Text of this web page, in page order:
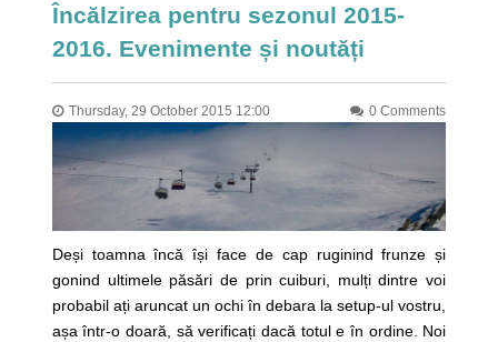
Încălzirea pentru sezonul 2015-
2016. Evenimente și noutăți
Thursday, 29 October 2015 12:00 0 Comments
Deși toamna încă își face de cap ruginind frunze și
gonind ultimele păsări de prin cuiburi, mulți dintre voi
probabil ați aruncat un ochi în debara la setup-ul vostru,
așa într-o doară, să verificați dacă totul e în ordine. Noi